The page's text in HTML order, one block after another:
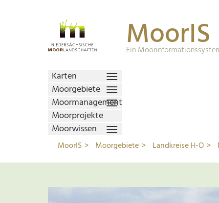
MoorIS
Ein
Karten
Moorgebiete
Moormanagement
Moorprojekte
Moorwissen
MoorIS Moorgebiete Landkreise H-O